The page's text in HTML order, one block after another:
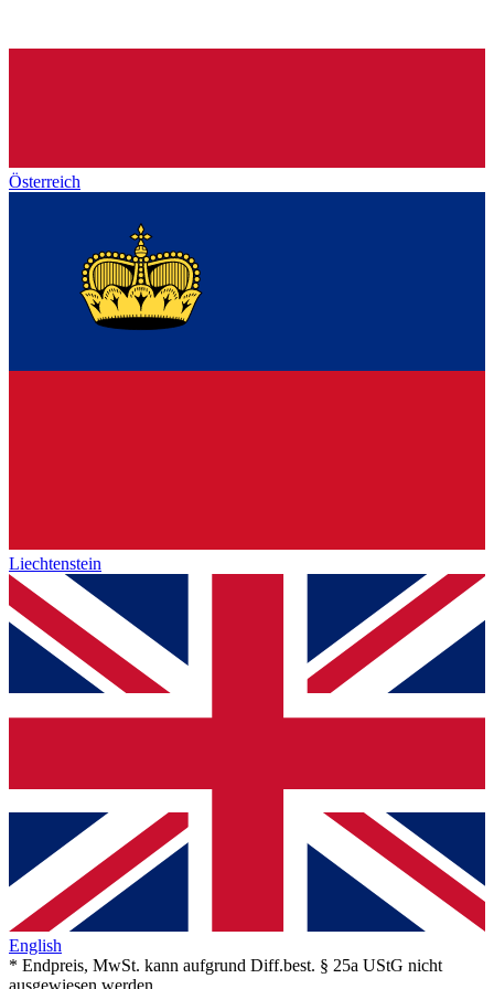
Österreich
Liechtenstein
English
* Endpreis, MwSt. kann aufgrund Diff.best. § 25a UStG nicht
ausgewiesen werden